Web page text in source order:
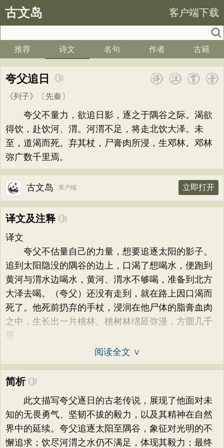
古文岛 客户端下载
推荐 诗文 名句 作者 古籍
夸父追日
《列子》 〔先秦〕
夸父不量力，欲追日影，逐之于隅谷之际。渴欲
得饮，赴饮河、渭。河渭不足，将走北饮大泽。未
至，道渴而死。弃其杖，尸膏肉所浸，生邓林。邓林
弥广数千里焉。
古文岛 客户端 立即打开
译文及注释
译文
夸父不估量自己的力量，想要追逐太阳的影子。
追到太阳隐没的隅谷的边上，口渴了想喝水，便跑到
黄河与渭水边喝水，黄河、渭水不够喝，准备到北方
大泽去喝。（夸父）还没有走到，就在路上因口渴而
死了。他死前扔弃的手杖，浸润在他尸体的脂膏血肉
之中，生长出一片桃林。桃树林绵延弥漫，方圆几千
里
阅读全文 ∨
简析
此文描写夸父逐日的古老传说，展现了他面对未
知的无畏勇气、坚韧不拔的毅力，以及其精神在自然
界中的延续。夸父追逐太阳至隅谷，象征对光明的不
懈追求；饮尽河渭之水仍不满足，体现其毅力；最终